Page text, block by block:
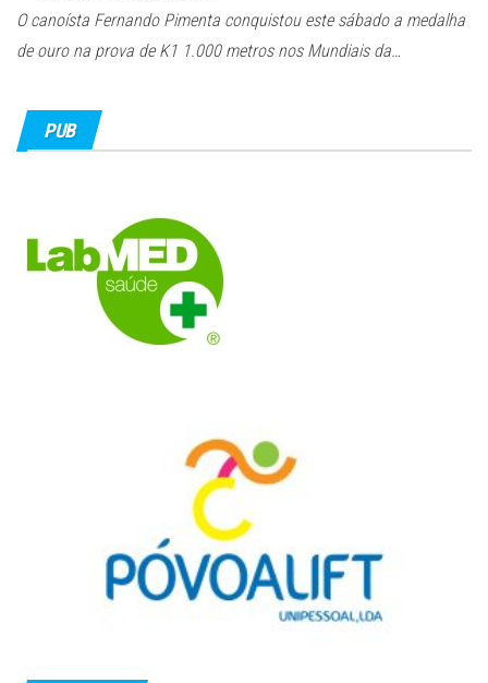
O canoísta Fernando Pimenta conquistou este sábado a medalha
de ouro na prova de K1 1.000 metros nos Mundiais da…
PUB